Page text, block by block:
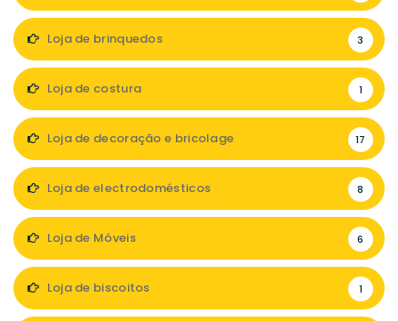
Loja de brinquedos 3
Loja de costura 1
Loja de decoração e bricolage 17
Loja de electrodomésticos 8
Loja de Móveis 6
Loja de biscoitos 1